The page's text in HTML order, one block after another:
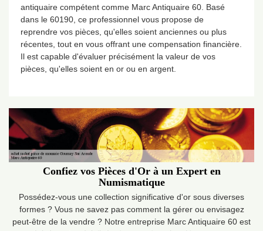
antiquaire compétent comme Marc Antiquaire 60. Basé
dans le 60190, ce professionnel vous propose de
reprendre vos pièces, qu'elles soient anciennes ou plus
récentes, tout en vous offrant une compensation financière.
Il est capable d'évaluer précisément la valeur de vos
pièces, qu'elles soient en or ou en argent.
Confiez vos Pièces d'Or à un Expert en
Numismatique
Possédez-vous une collection significative d'or sous diverses
formes ? Vous ne savez pas comment la gérer ou envisagez
peut-être de la vendre ? Notre entreprise Marc Antiquaire 60 est